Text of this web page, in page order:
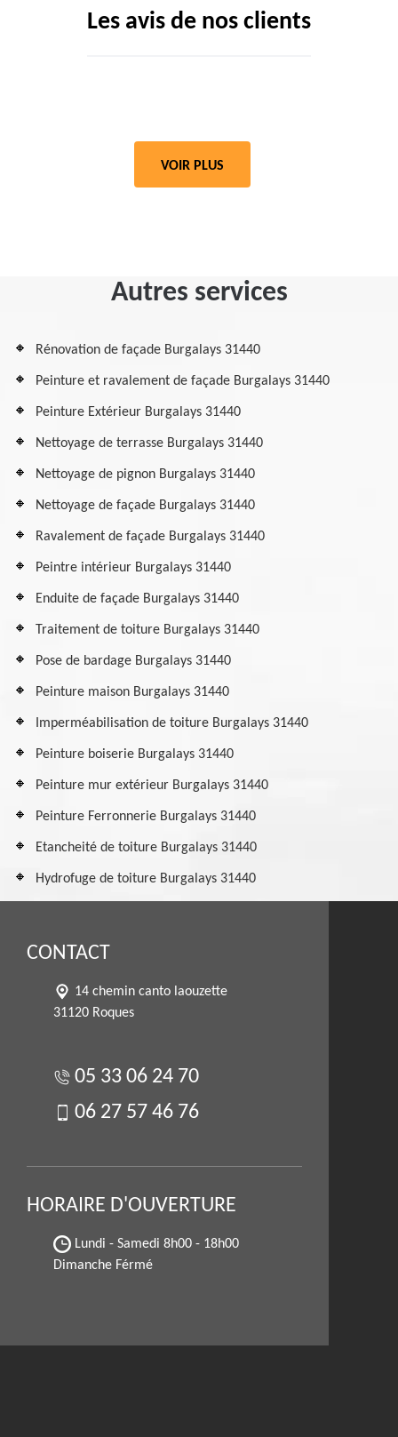
Les avis de nos clients
VOIR PLUS
Autres services
Rénovation de façade Burgalays 31440
Peinture et ravalement de façade Burgalays 31440
Peinture Extérieur Burgalays 31440
Nettoyage de terrasse Burgalays 31440
Nettoyage de pignon Burgalays 31440
Nettoyage de façade Burgalays 31440
Ravalement de façade Burgalays 31440
Peintre intérieur Burgalays 31440
Enduite de façade Burgalays 31440
Traitement de toiture Burgalays 31440
Pose de bardage Burgalays 31440
Peinture maison Burgalays 31440
Imperméabilisation de toiture Burgalays 31440
Peinture boiserie Burgalays 31440
Peinture mur extérieur Burgalays 31440
Peinture Ferronnerie Burgalays 31440
Etancheité de toiture Burgalays 31440
Hydrofuge de toiture Burgalays 31440
CONTACT
14 chemin canto laouzette
31120 Roques
05 33 06 24 70
06 27 57 46 76
HORAIRE D'OUVERTURE
Lundi - Samedi 8h00 - 18h00
Dimanche Férmé